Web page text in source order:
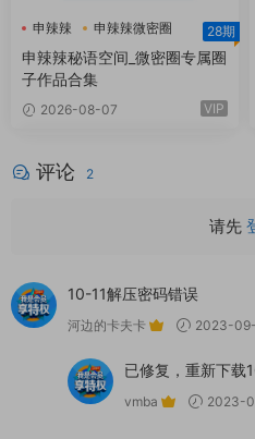
申辣辣
申辣辣微密圈
申辣辣秘语空间
28期
申辣辣秘语空间_微密圈专属圈
子作品合集
2026-08-07 VIP
评论 2
请先
10-11解压密码错误
河边的卡夫卡 2023-
已修复，重新下载
vmba 2023-